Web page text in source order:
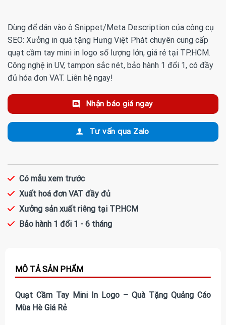
Dùng để dán vào ô Snippet/Meta Description của công cụ
SEO: Xưởng in quà tặng Hưng Việt Phát chuyên cung cấp
quạt cầm tay mini in logo số lượng lớn, giá rẻ tại TP.HCM.
Công nghệ in UV, tampon sắc nét, bảo hành 1 đổi 1, có đầy
đủ hóa đơn VAT. Liên hệ ngay!
Nhận báo giá ngay
Tư vấn qua Zalo
Có mẫu xem trước
Xuất hoá đơn VAT đầy đủ
Xưởng sản xuất riêng tại TP.HCM
Bảo hành 1 đổi 1 - 6 tháng
Quạt Cầm Tay Mini In Logo – Quà Tặng Quảng Cáo
Mùa Hè Giá Rẻ